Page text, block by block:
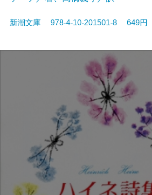
新潮文庫 978-4-10-201501-8 649円